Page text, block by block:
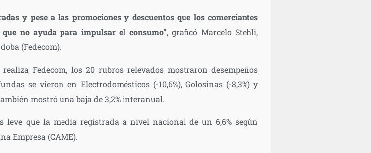
y pese a las promociones y descuentos que los comerciantes
no ayuda para impulsar el consumo”, graficó Marcelo Stehli,
(Fedecom).
Fedecom, los 20 rubros relevados mostraron desempeños
se vieron en Electrodomésticos (-10,6%), Golosinas (-8,3%) y
mostró una baja de 3,2% interanual.
que la media registrada a nivel nacional de un 6,6% según
Empresa (CAME).